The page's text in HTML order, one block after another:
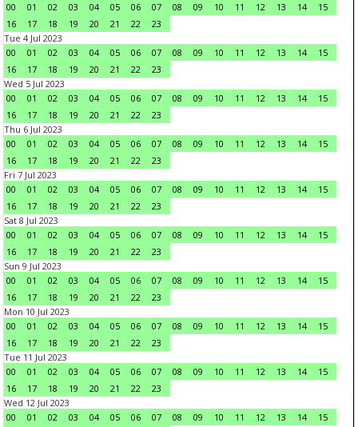
00
01 02 03 04 05 06 07 08 09 10 11 12 13 14
15
16
17 18 19 20 21 22
23
Tue 4 Jul 2023
00
01 02 03 04 05 06 07 08 09 10 11 12 13 14
15
16
17 18 19 20 21 22
23
Wed 5 Jul 2023
00
01 02 03 04 05 06 07 08 09 10 11 12 13 14
15
16
17 18 19 20 21 22
23
Thu 6 Jul 2023
00
01 02 03 04 05 06 07 08 09 10 11 12 13 14
15
16
17 18 19 20 21 22
23
Fri 7 Jul 2023
00
01 02 03 04 05 06 07 08 09 10 11 12 13 14
15
16
17 18 19 20 21 22
23
Sat 8 Jul 2023
00
01 02 03 04 05 06 07 08 09 10 11 12 13 14
15
16
17 18 19 20 21 22
23
Sun 9 Jul 2023
00
01 02 03 04 05 06 07 08 09 10 11 12 13 14
15
16
17 18 19 20 21 22
23
Mon 10 Jul 2023
00
01 02 03 04 05 06 07 08 09 10 11 12 13 14
15
16
17 18 19 20 21 22
23
Tue 11 Jul 2023
00
01 02 03 04 05 06 07 08 09 10 11 12 13 14
15
16
17 18 19 20 21 22
23
Wed 12 Jul 2023
00
01 02 03 04 05 06 07 08 09 10 11 12 13 14
15